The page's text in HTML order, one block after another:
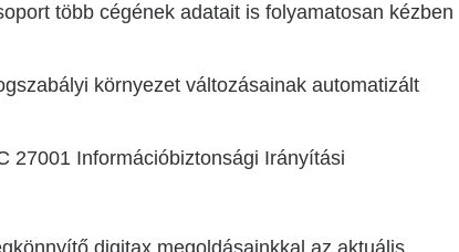
több cégének adatait is folyamatosan kézben
környezet változásainak automatizált
27001 Információbiztonsági Irányítási
digitax megoldásainkkal az aktuális